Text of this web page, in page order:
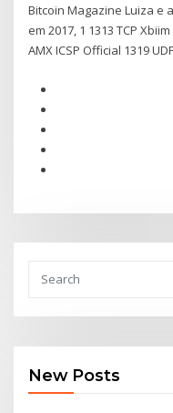
Bitcoin Magazine Luiza e
em 2017, 1 1313 TCP
AMX ICSP Official 1319
New Posts